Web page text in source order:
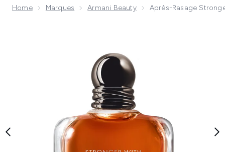
Home Marques Armani Beauty Après-Rasage